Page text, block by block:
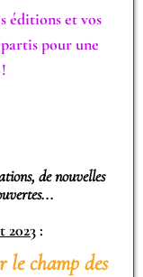
éditions et vos
pour une
de nouvelles
2023:
champ des